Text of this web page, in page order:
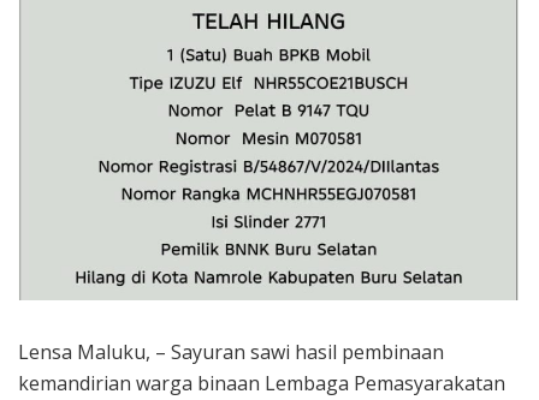
Lensa Maluku, – Sayuran sawi hasil pembinaan
kemandirian warga binaan Lembaga Pemasyarakatan